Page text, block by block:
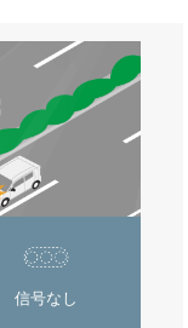
信号なし